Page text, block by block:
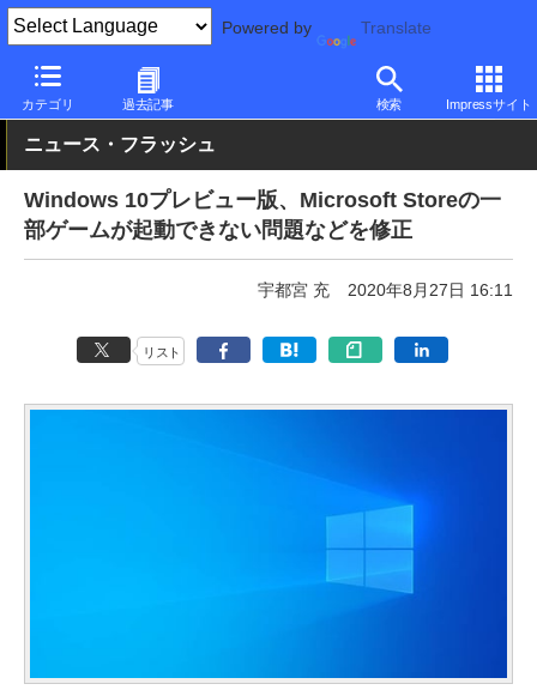
Powered by Translate
カテゴリ 過去記事 検索 Impressサイト
PC Watch ソフトウェア/アプリ アップデート
ニュース・フラッシュ
Windows 10プレビュー版、Microsoft Storeの一
部ゲームが起動できない問題などを修正
宇都宮 充 2020年8月27日 16:11
リスト